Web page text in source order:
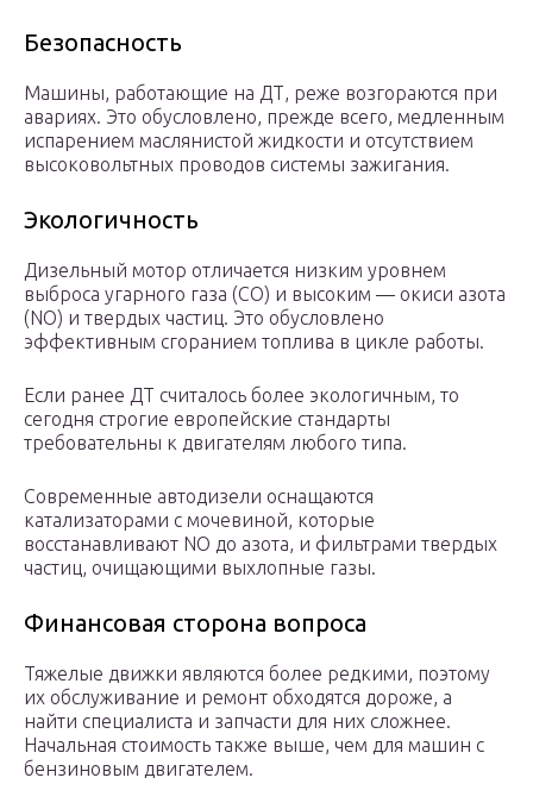
Безопасность
Машины, работающие на ДТ, реже возгораются при
авариях. Это обусловлено, прежде всего, медленным
испарением маслянистой жидкости и отсутствием
высоковольтных проводов системы зажигания.
Экологичность
Дизельный мотор отличается низким уровнем
выброса угарного газа (СО) и высоким — окиси азота
(NO) и твердых частиц. Это обусловлено
эффективным сгоранием топлива в цикле работы.
Если ранее ДТ считалось более экологичным, то
сегодня строгие европейские стандарты
требовательны к двигателям любого типа.
Современные автодизели оснащаются
катализаторами с мочевиной, которые
восстанавливают NO до азота, и фильтрами твердых
частиц, очищающими выхлопные газы.
Финансовая сторона вопроса
Тяжелые движки являются более редкими, поэтому
их обслуживание и ремонт обходятся дороже, а
найти специалиста и запчасти для них сложнее.
Начальная стоимость также выше, чем для машин с
бензиновым двигателем.